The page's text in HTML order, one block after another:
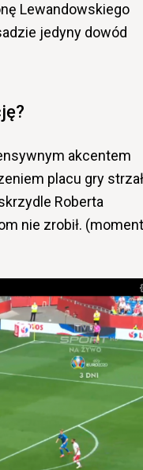
Lewandowskiego
jedyny dowód
akcentem
placu gry strzał
Roberta
nie zrobił. (moment